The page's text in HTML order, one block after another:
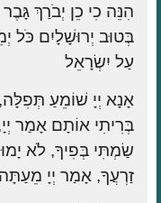
הִנֵּה כִי כֵן יְבֹרַךְ גָּבֶר
בְּטוּב יְרוּשָׁלָיִם כֹּל
עַל יִשְׂרָאֵל
אָנָא יְיָ שׁוֹמֵעַ
בְּרִיתִי אוֹתָם אָמַר
שַׂמְתִּי בְּפִיךָ, לֹא
זַרְעֲךָ, אָמַר יְיָ